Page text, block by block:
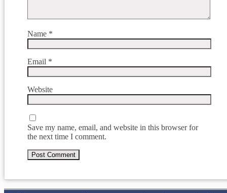
Name *
Email *
Website
Save my name, email, and website in this browser for
the next time I comment.